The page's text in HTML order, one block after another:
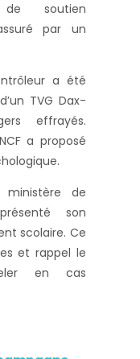
soutien
par un
a été
TVG Dax-
effrayés.
a proposé
de
son
scolaire. Ce
et rappel le
en cas